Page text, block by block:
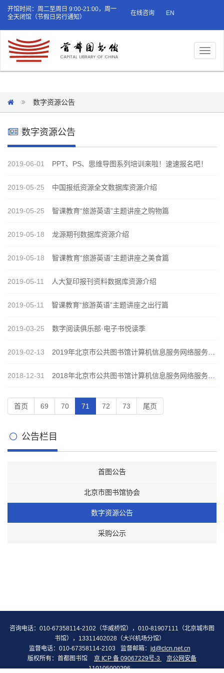
开馆时间：周二至周日 9:00-21:00，周一
全天闭馆（节假日另行通知）
在线咨询 EN
数字资源公告
数字资源公告
2019-06-01 PPT、PS、思维导图系列培训来啦！速速报名吧！
2019-05-25 中国报纸资源全文数据库资源介绍
2019-05-25 智课教育“旅游英语”主题讲座之购物篇
2019-05-18 龙源期刊数据库资源介绍
2019-05-18 智课教育“旅游英语”主题讲座之美食篇
2019-05-11 人大复印报刊资料数据库资源介绍
2019-05-11 智课教育“旅游英语”主题讲座之出行篇
2019-03-25 ​数字阅读俱乐部·电子书悦读季
2019-02-13 2019年北京市公共图书馆计算机信息服务网络服务数据
2018-12-31 2018年北京市公共图书馆计算机信息服务网络服务数据
首页 69 70 71 72 73 尾页
公告栏目
首图公告
北京市图书馆协会
数字资源公告
采购公示
咨询电话：010-67358114-2102（华威桥馆），010-81907111（北京城市图
书馆），13311402028（大兴机场分馆）
监督电话：010-67358114-2103
监督邮箱： jd@clcn.net.cn
版权所有：首都图书馆
京 ICP 备 09067229号-3
京公网安备
110105000296